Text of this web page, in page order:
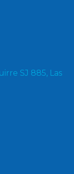
SJ 885, Las